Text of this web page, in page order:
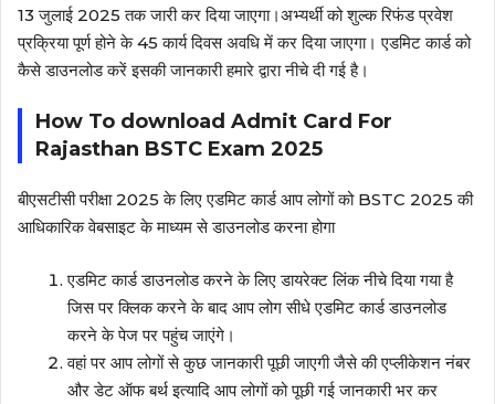
13 जुलाई 2025 तक जारी कर दिया जाएगा।अभ्यर्थी को शुल्क रिफंड प्रवेश
प्रक्रिया पूर्ण होने के 45 कार्य दिवस अवधि में कर दिया जाएगा। एडमिट कार्ड को
कैसे डाउनलोड करें इसकी जानकारी हमारे द्वारा नीचे दी गई है।
How To download Admit Card For
Rajasthan BSTC Exam 2025
बीएसटीसी परीक्षा 2025 के लिए एडमिट कार्ड आप लोगों को BSTC 2025 की
आधिकारिक वेबसाइट के माध्यम से डाउनलोड करना होगा
एडमिट कार्ड डाउनलोड करने के लिए डायरेक्ट लिंक नीचे दिया गया है
जिस पर क्लिक करने के बाद आप लोग सीधे एडमिट कार्ड डाउनलोड
करने के पेज पर पहुंच जाएंगे।
वहां पर आप लोगों से कुछ जानकारी पूछी जाएगी जैसे की एप्लीकेशन नंबर
और डेट ऑफ बर्थ इत्यादि आप लोगों को पूछी गई जानकारी भर कर